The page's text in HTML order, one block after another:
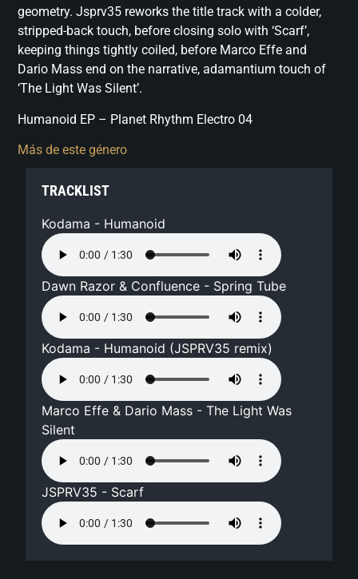
geometry. Jsprv35 reworks the title track with a colder,
stripped-back touch, before closing solo with ‘Scarf’,
keeping things tightly coiled, before Marco Effe and
Dario Mass end on the narrative, adamantium touch of
‘The Light Was Silent’.
Humanoid EP – Planet Rhythm Electro 04
Más de este género
TRACKLIST
Kodama - Humanoid
Dawn Razor & Confluence - Spring Tube
Kodama - Humanoid (JSPRV35 remix)
Marco Effe & Dario Mass - The Light Was
Silent
JSPRV35 - Scarf